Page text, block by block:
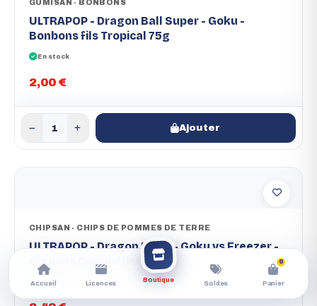
GUMISAN - BONBONS
ULTRAPOP - Dragon Ball Super - Goku -
Bonbons fils Tropical 75g
En stock
2,00 €
Ajouter
CHIPSAN - CHIPS DE POMMES DE TERRE
ULTRAPOP - Dragon Ball Z - Goku vs Freezer -
Oignons Caramélisés 110g
En stock
Accueil Licences
Boutique
Soldes
0
Panier